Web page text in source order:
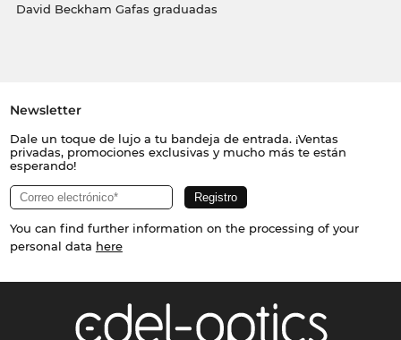
David Beckham Gafas graduadas
Newsletter
Dale un toque de lujo a tu bandeja de entrada. ¡Ventas
privadas, promociones exclusivas y mucho más te están
esperando!
You can find further information on the processing of your
personal data here